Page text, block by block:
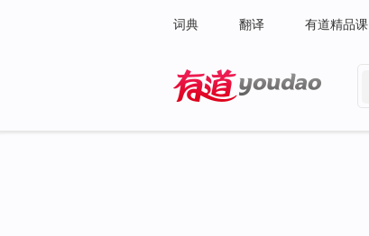
词典 翻译 有道精品课